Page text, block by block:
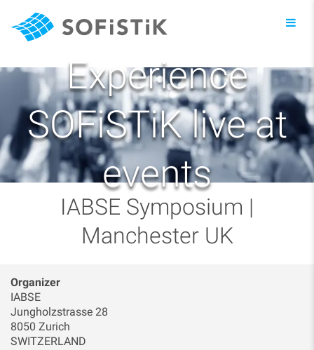
Experience
SOFiSTiK live at
events
IABSE Symposium |
Manchester UK
Organizer
IABSE
Jungholzstrasse 28
8050 Zurich
SWITZERLAND